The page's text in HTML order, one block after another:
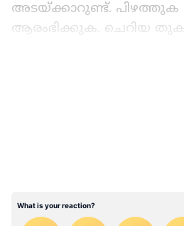
അടയ്‌ക്കാറുണ്ട്.
ആരംഭിക്കുക. ചെറിയ
ലിങ്കുകൾ വഴി